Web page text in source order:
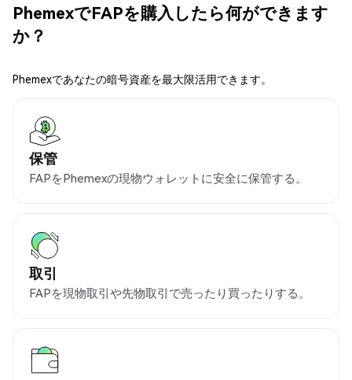
PhemexでFAPを購入したら何ができます
か？
Phemexであなたの暗号資産を最大限活用できます。
保管
FAPをPhemexの現物ウォレットに安全に保管する。
取引
FAPを現物取引や先物取引で売ったり買ったりする。